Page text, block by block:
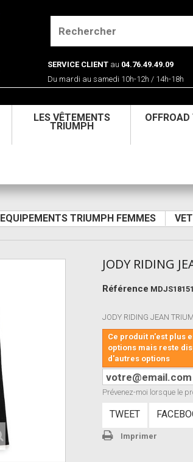
SERVICE CLIENT au 04.76.49.49.09
Du mardi au samedi 10h-12h / 14h-18h
LES VÊTEMENTS
TRIUMPH
EQUIPEMENTS TRIUMPH FEMMES
JODY RIDING
Référence
JODY RIDING JEAN
Ce produit n'est plus
options mais reste
d'autres options
Prévenez-moi lorsque le
TWEET
Imprimer